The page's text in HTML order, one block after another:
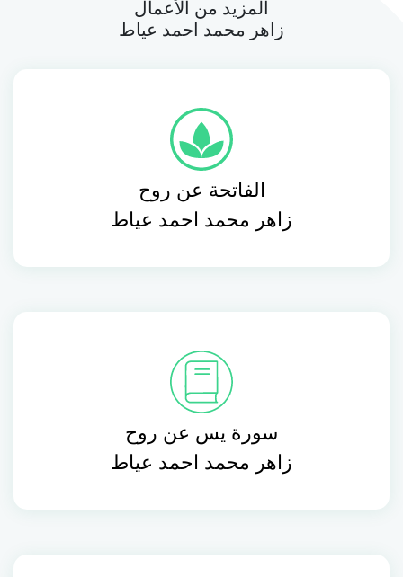
المزيد من الأعمال
زاهر محمد احمد عياط
الفاتحة عن روح
زاهر محمد احمد عياط
سورة يس عن روح
زاهر محمد احمد عياط